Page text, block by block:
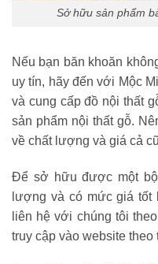
Sở hữu sản phẩm
Nếu bạn băn khoăn
uy tín, hãy đến với Mộc
và cung cấp đồ nội thất
sản phẩm nội thất gỗ.
về chất lượng và giá cả
Để sở hữu được một
lượng và có mức giá
liên hệ với chúng tôi
truy cập vào website